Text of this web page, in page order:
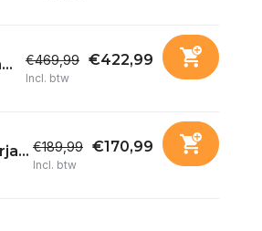
€469,99 €422,99
Incl. btw
€189,99 €170,99
Incl. btw